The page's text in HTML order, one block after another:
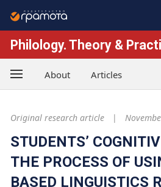
Philology. Theory &
About Articles
Original research article
STUDENTS’
THE PROCESS OF
BASED LINGUISTICS